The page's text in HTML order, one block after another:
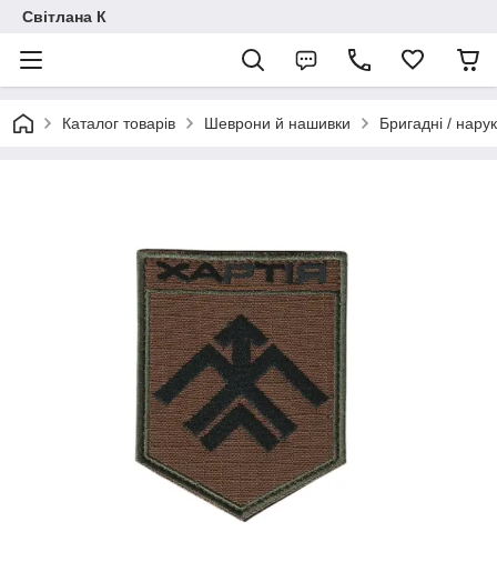
Світлана К
Каталог товарів Шеврони й нашивки Бригадні /